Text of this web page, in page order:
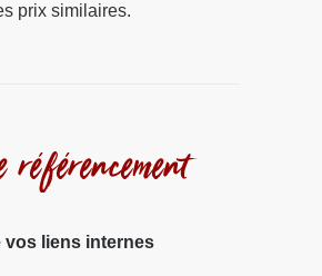
prix similaires.
vos liens internes